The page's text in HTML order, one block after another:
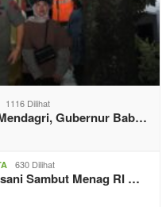
1116 Dilihat
Gubernur Bab…
630 Dilihat
Sambut Menag RI …